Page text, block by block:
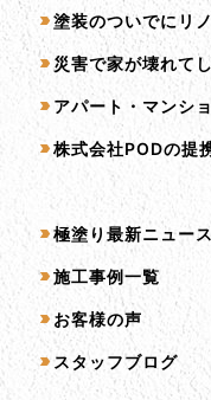
塗装のついでにリ
災害で家が壊れて
アパート・マンシ
株式会社PODの提
コンテンツ一覧
極塗り最新ニュース
施工事例一覧
お客様の声
スタッフブログ